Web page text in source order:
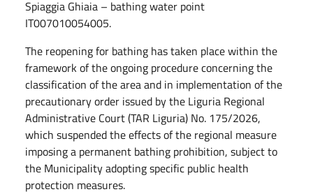
Spiaggia Ghiaia – bathing water point
IT007010054005.
The reopening for bathing has taken place within the
framework of the ongoing procedure concerning the
classification of the area and in implementation of the
precautionary order issued by the Liguria Regional
Administrative Court (TAR Liguria) No. 175/2026,
which suspended the effects of the regional measure
imposing a permanent bathing prohibition, subject to
the Municipality adopting specific public health
protection measures.